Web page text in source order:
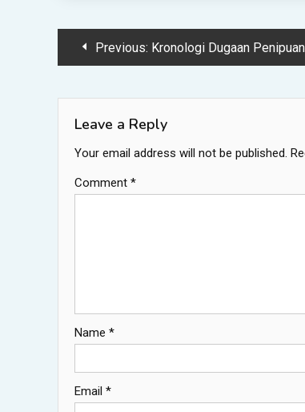
PostPrevious: Kronologi Dugaan Penipuan Janji Lulus Tes Polisi Rp60
Leave a Reply
Your email address will not be published.
Comment *
Name *
Email *